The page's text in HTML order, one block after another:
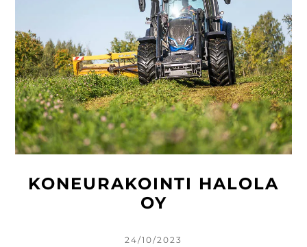
KONEURAKOINTI HALOLA
OY
KIRJOITETTU
24/10/2023